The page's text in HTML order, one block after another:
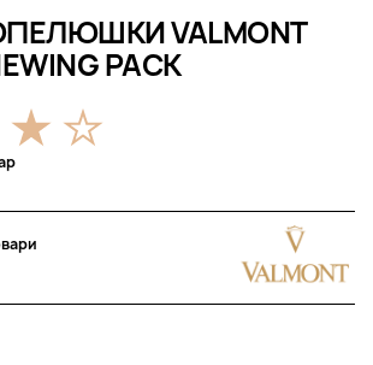
VALMONT
PACK